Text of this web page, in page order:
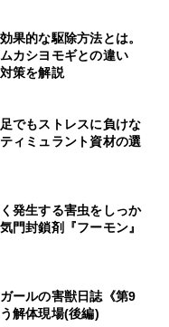
果的な駆除方法とは。
カシヨモギとの違い
策を解説
でもストレスに負けな
ィミュラント資材の選
発生する害虫をしっか
門封鎖剤『フーモン』
ールの害獣日誌《第9
解体現場(後編)